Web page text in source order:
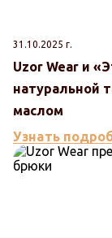
31.10.2025 г.
Uzor Wear и
натуральной
маслом
Узнать